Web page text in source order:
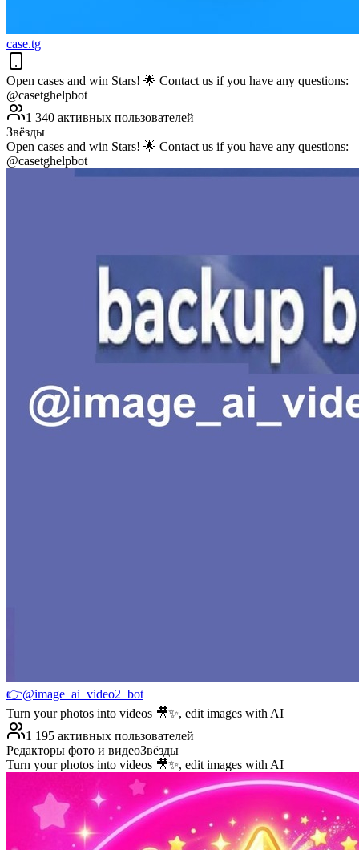
case.tg
Open cases and win Stars! 🌟 Contact us if you have any questions:
@casetghelpbot
1 340 активных пользователей
Звёзды
Open cases and win Stars! 🌟 Contact us if you have any questions:
@casetghelpbot
👉@image_ai_video2_bot
Turn your photos into videos 🎥✨, edit images with AI
1 195 активных пользователей
Редакторы фото и видеоЗвёзды
Turn your photos into videos 🎥✨, edit images with AI